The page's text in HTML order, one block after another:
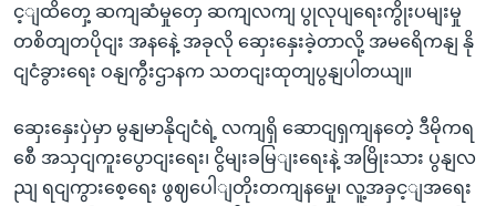
င့ျထိတှေ့ ဆကျဆံမှုတှေ ဆကျလကျ ပွုလုပျရေးကွိုးပမျးမှု
တစိတျတပိုငျး အနနေဲ့ အခုလို ဆှေးနှေးခဲ့တာလို့ အမရေိကနျ နို
ငျငံခွားရေး ဝနျကွီးဌာနက သတငျးထုတျပွနျပါတယျ။
ဆှေးနှေးပှဲမှာ မွနျမာနိုငျငံရဲ့ လကျရှိ ဆောငျရှကျနတေဲ့ ဒီမိုကရ
စေီ အသှငျကူးပွောငျးရေး၊ ငွိမျးခမြျးရေးနဲ့ အမြိုးသား ပွနျလ
ညျ ရငျကွားစေ့ရေး ဖွဈပေါျတိုးတကျနမှေု၊ လူ့အခှင့ျအရေး